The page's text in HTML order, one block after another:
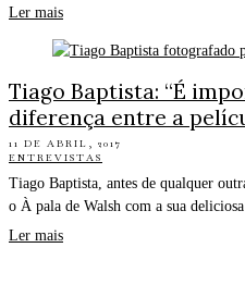
Ler mais
Tiago Baptista: “É
diferença entre a
11 DE ABRIL, 2017
ENTREVISTAS
Tiago Baptista, antes de qualquer
o À pala de Walsh com a sua
Ler mais